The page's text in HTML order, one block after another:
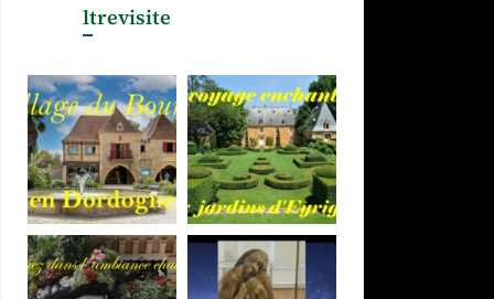
ltrevisite